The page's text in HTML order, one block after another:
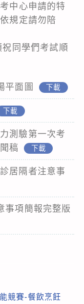
中心申請的特
規定請勿陪
同學們考試順
平面圖 下載
下載
測驗第一次考
稿
下載
居隔者注意事
事項簡報完整版
競賽-餐飲烹飪